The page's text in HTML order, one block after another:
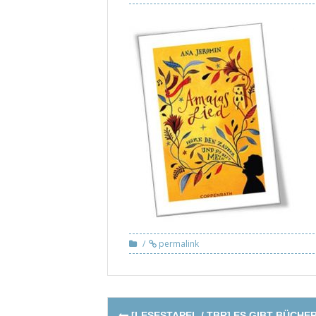
permalink